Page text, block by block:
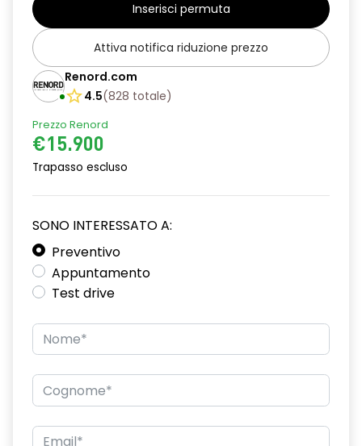
Attacchi ISOFIX posteriori più passeggero anteriore
Cavo di ricarica MODE 2 STANDARD
Cerchi in lega da 17'' BAHAMAS
Cinture Di Sicurezza Anteriori Regolabili In Altezza
Climatizzatore automatico
bocchette areazione posteriori
Controllo pressione pneumatici
Cruscotto ''soft touch''
Deflettori anteriori cromati
Distance Warning (avviso distanza di sicurezza)
Driver Display 10"
Inserisci permuta
Attiva notifica riduzione prezzo
Renord.com
4.5(828 totale)
Prezzo Renord
€15.900
Trapasso escluso
SONO INTERESSATO A:
Preventivo
Appuntamento
Test drive